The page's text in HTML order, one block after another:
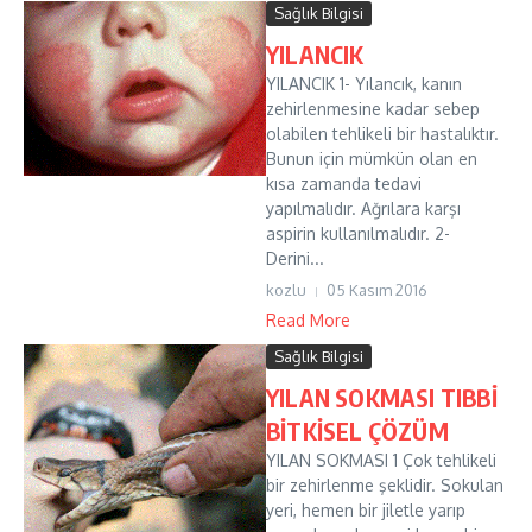
Sağlık Bilgisi
YILANCIK
YILANCIK 1- Yılancık, kanın
zehirlenmesine kadar sebep
olabilen tehlikeli bir hastalıktır.
Bunun için mümkün olan en
kısa zamanda tedavi
yapılmalıdır. Ağrılara karşı
aspirin kullanılmalıdır. 2-
Derini...
kozlu 05 Kasım 2016
Read More
Sağlık Bilgisi
YILAN SOKMASI TIBBİ
BİTKİSEL ÇÖZÜM
YILAN SOKMASI 1 Çok tehlikeli
bir zehirlenme şeklidir. Sokulan
yeri, hemen bir jiletle yarıp